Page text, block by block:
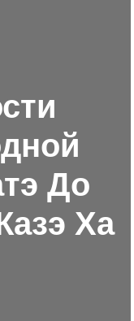
До
Ха